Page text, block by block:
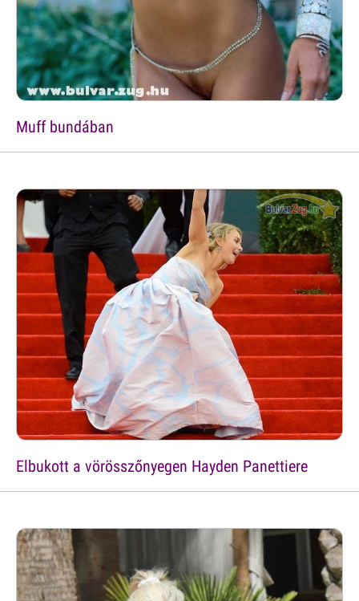
Muff bundában
Elbukott a vörösszőnyegen Hayden Panettiere